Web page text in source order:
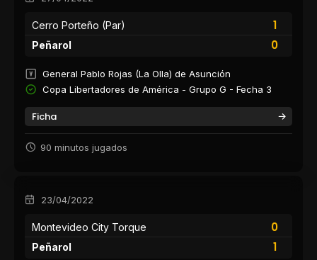
Cerro Porteño (Par)
1
0
Peñarol
General Pablo Rojas (La Olla) de Asunción
Copa Libertadores de América - Grupo G - Fecha 3
Ficha
90 minutos jugados
23/04/2022
Montevideo City Torque
0
1
Peñarol